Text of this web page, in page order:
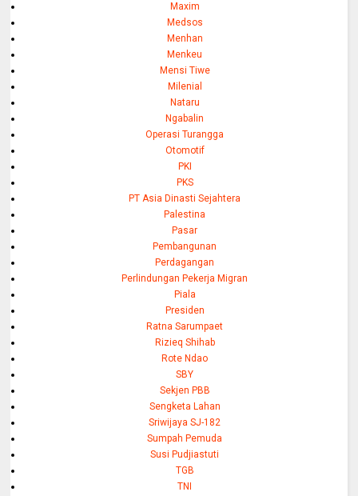
Maxim
Medsos
Menhan
Menkeu
Mensi Tiwe
Milenial
Nataru
Ngabalin
Operasi Turangga
Otomotif
PKI
PKS
PT Asia Dinasti Sejahtera
Palestina
Pasar
Pembangunan
Perdagangan
Perlindungan Pekerja Migran
Piala
Presiden
Ratna Sarumpaet
Rizieq Shihab
Rote Ndao
SBY
Sekjen PBB
Sengketa Lahan
Sriwijaya SJ-182
Sumpah Pemuda
Susi Pudjiastuti
TGB
TNI